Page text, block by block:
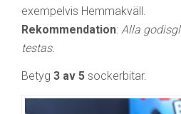
exempelvis Hemmakväll.
Rekommendation: Alla
testas.
Betyg 3 av 5 sockerbitar.